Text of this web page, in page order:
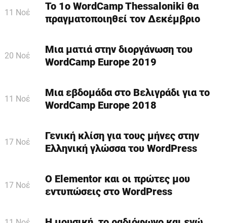
11 Νοέ
Το 1o WordCamp Thessaloniki θα
πραγματοποιηθεί τον Δεκέμβριο
20 Νοέ
Μια ματιά στην διοργάνωση του
WordCamp Europe 2019
11 Νοέ
Μια εβδομάδα στο Βελιγράδι για το
WordCamp Europe 2018
17 Νοέ
Γενική κλίση για τους μήνες στην
Ελληνική γλώσσα του WordPress
17 Νοέ
Ο Elementor και οι πρώτες μου
εντυπώσεις στο WordPress